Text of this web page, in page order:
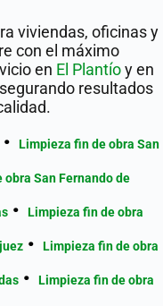
viviendas, oficinas y
con el máximo
en El Plantíoy en
resultados
Limpieza fin de obra San
San Fernando de
Limpieza fin de obra
Limpieza fin de obra
Limpieza fin de obra